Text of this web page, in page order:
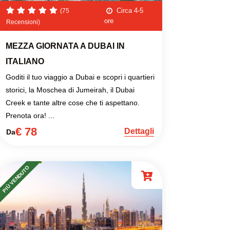
(75
Recensioni)
Circa 4-5
ore
MEZZA GIORNATA A DUBAI IN
ITALIANO
Goditi il tuo viaggio a Dubai e scopri i quartieri
storici, la Moschea di Jumeirah, il Dubai
Creek e tante altre cose che ti aspettano.
Prenota ora! ...
Da€ 78 Dettagli
PIÙ VENDUTO